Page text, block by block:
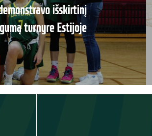
išskirtinį
turnyre Estijoje